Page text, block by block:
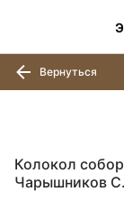
Вернуться
Колокол
Чарышников